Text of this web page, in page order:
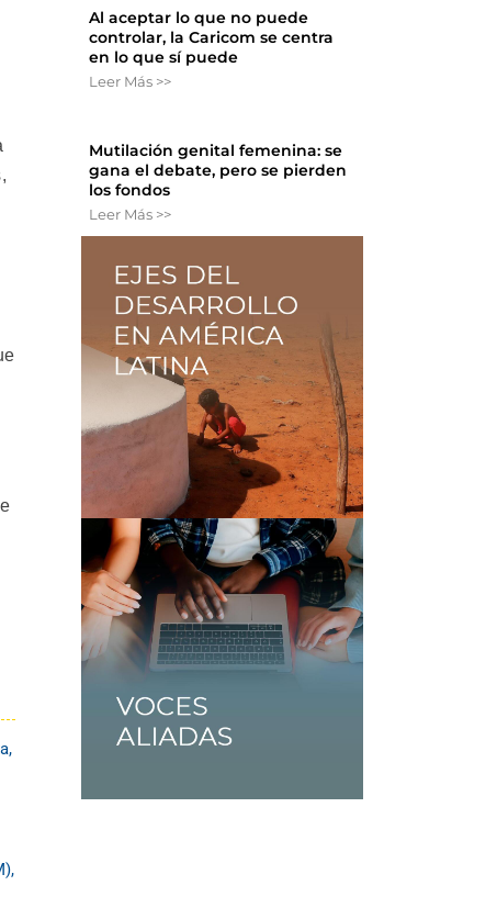
,
,
Al aceptar lo que no puede
controlar, la Caricom se centra
en lo que sí puede
Leer Más >>
Mutilación genital femenina: se
gana el debate, pero se pierden
los fondos
Leer Más >>